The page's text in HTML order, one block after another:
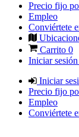
Precio fijo
Empleo
Conviértete
Carrito 0
Iniciar
Iniciar
Precio fijo
Empleo
Conviértete